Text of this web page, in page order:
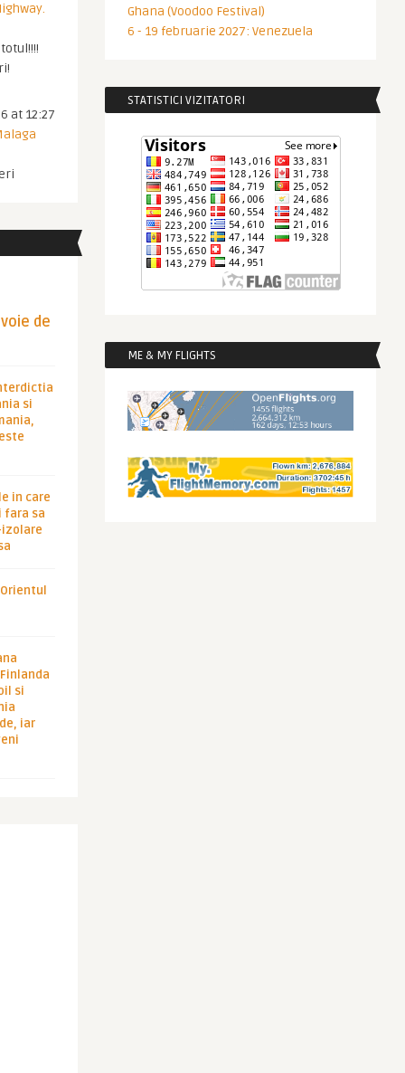
at 12:27
de
si
in care
fara sa
si
iar
Ghana (Voodoo Festival)
6 - 19 februarie 2027: Venezuela
STATISTICI VIZITATORI
ME & MY FLIGHTS